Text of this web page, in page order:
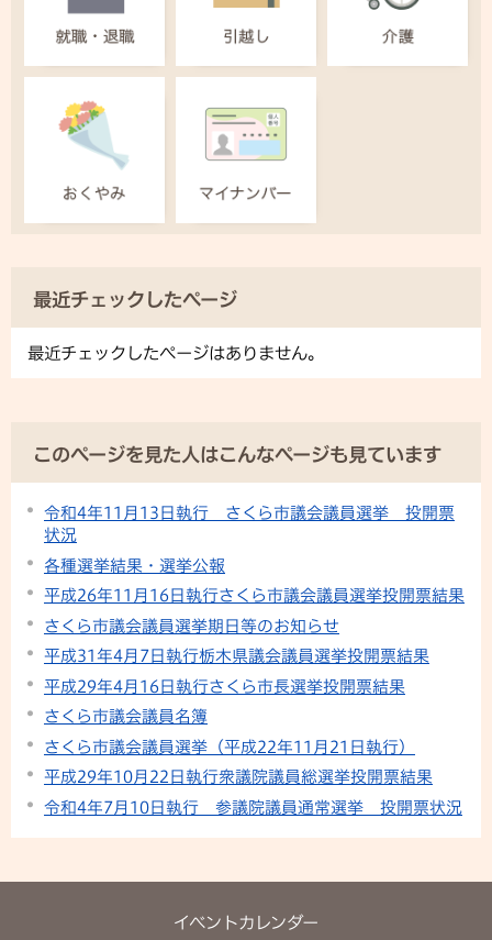
最近チェックしたページ
最近チェックしたページはありません。
このページを見た人はこんなページも見ています
令和4年11月13日執行 さくら市議会議員選挙 投開票
状況
各種選挙結果・選挙公報
平成26年11月16日執行さくら市議会議員選挙投開票結果
さくら市議会議員選挙期日等のお知らせ
平成31年4月7日執行栃木県議会議員選挙投開票結果
平成29年4月16日執行さくら市長選挙投開票結果
さくら市議会議員名簿
さくら市議会議員選挙（平成22年11月21日執行）
平成29年10月22日執行衆議院議員総選挙投開票結果
令和4年7月10日執行 参議院議員通常選挙 投開票状況
イベントカレンダー